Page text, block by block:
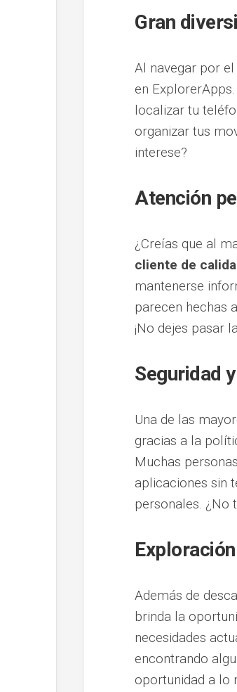
Gran
Al navegar por
en
localizar tu
organizar tus
interese?
Atención
¿Creías que al
cliente de
mantenerse
parecen hechas
¡No dejes pasar
Seguridad
Una de las
gracias a la
Muchas
aplicaciones sin
personales. ¿No
Además de
brinda la
necesidades
encontrando
oportunidad a lo